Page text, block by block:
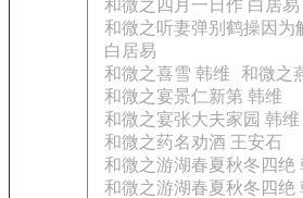
和微之四月一日作 白居易
和微之听妻弹别鹤操因为
白居易
和微之喜雪 韩维
和微之
和微之宴景仁新第 韩维
和微之宴张大夫家园 韩维
和微之药名劝酒 王安石
和微之游湖春夏秋冬四绝
和微之游湖春夏秋冬四绝